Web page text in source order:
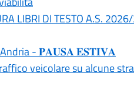
LIBRI DI TESTO A.S.
Andria - 𝐏𝐀𝐔𝐒𝐀 𝐄𝐒𝐓𝐈𝐕𝐀
veicolare su alcune